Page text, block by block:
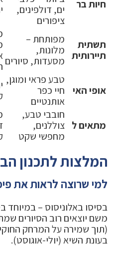
חיות בר
ים, דולפינים,
ציפורים
תשתית
תיירותית
מפותחת –
מלונות,
מסעדות, סיורים
אופי האי
טבע פראי ומוגן,
חיי כפר
אותנטיים
מתאים ל
חובבי טבע,
צוללנים,
מחפשי שקט
המלצות לתכנון
למי שרוצה לראות את
בסיסו באלוניסוס – במיוחד
משם יוצאים רוב הסיורים
(תוך שמירה על המרחק
בעונת השיא (יולי-אוגוסט).